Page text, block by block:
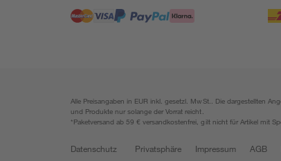
Alle Preisangaben in EUR inkl. gesetzl. MwSt.. Die dargestellten
und Produkte nur solange der Vorrat reicht.
*Paketversand ab 59 € versandkostenfrei, gilt nicht für Artikel mit
Datenschutz Privatsphäre Impressum AGB